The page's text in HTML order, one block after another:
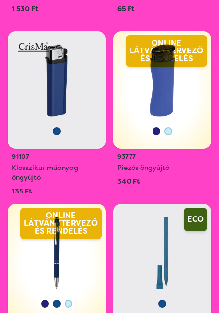
1 530 Ft
65 Ft
91107
Klasszikus műanyag
öngyújtó
135 Ft
ONLINE
LÁTVÁNYTERVEZŐ
ÉS RENDELÉS
93777
Piezós öngyújtó
340 Ft
ONLINE
LÁTVÁNYTERVEZŐ
ÉS RENDELÉS
ECO